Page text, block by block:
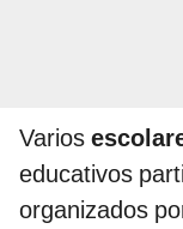
Varios
educativos
organizados